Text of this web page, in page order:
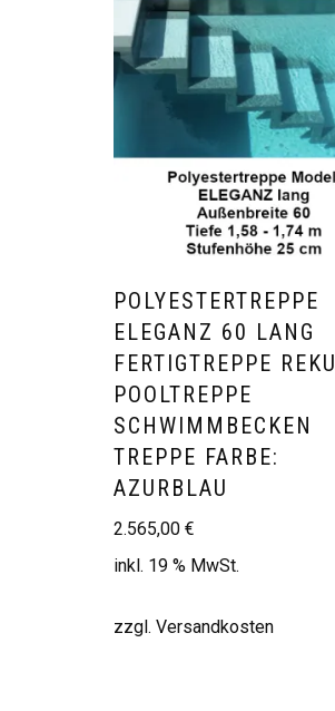
POLYESTERTREPPE
ELEGANZ 60 LANG
FERTIGTREPPE REKU
POOLTREPPE
SCHWIMMBECKEN
TREPPE FARBE:
AZURBLAU
2.565,00 €
inkl. 19 % MwSt.
zzgl. Versandkosten